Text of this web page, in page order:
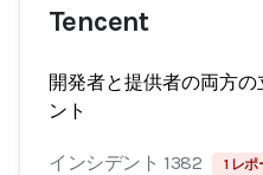
Tencent
開発者と提供者の両方
ント
インシデント 1382 1 レポ